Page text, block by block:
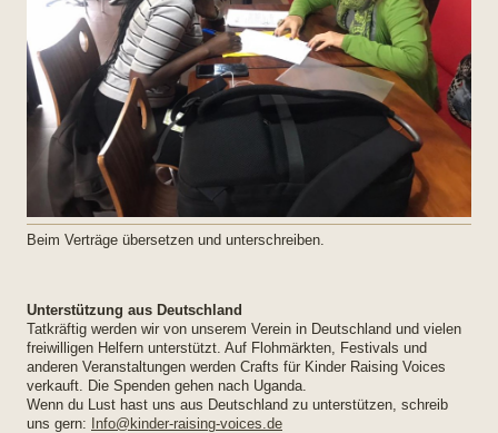
Beim Verträge übersetzen und unterschreiben.
Unterstützung aus Deutschland
Tatkräftig werden wir von unserem Verein in Deutschland und vielen
freiwilligen Helfern unterstützt. Auf Flohmärkten, Festivals und
anderen Veranstaltungen werden Crafts für Kinder Raising Voices
verkauft. Die Spenden gehen nach Uganda.
Wenn du Lust hast uns aus Deutschland zu unterstützen, schreib
uns gern: Info@kinder-raising-voices.de